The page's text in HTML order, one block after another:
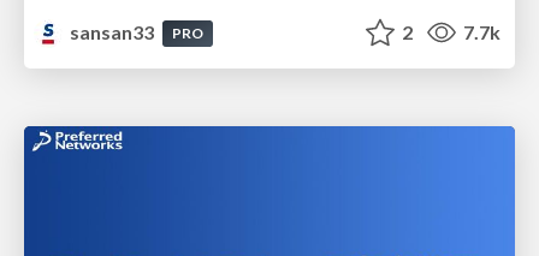
sansan33
PRO 2 7.7k